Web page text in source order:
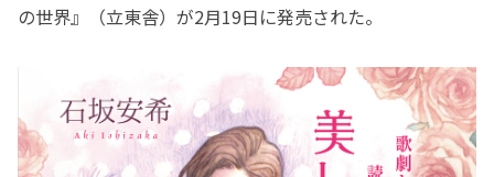
の世界』（立東舎）が2月19日に発売された。